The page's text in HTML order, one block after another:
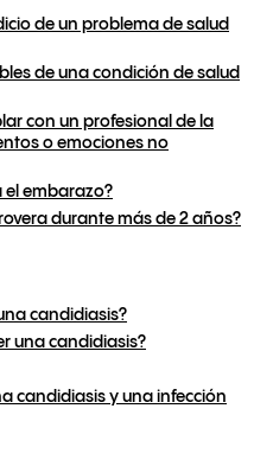
de un problema de salud
de una condición de salud
con un profesional de la
o emociones no
el embarazo?
durante más de 2 años?
candidiasis?
una candidiasis?
candidiasis y una infección